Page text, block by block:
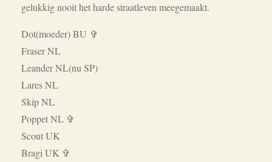
gelukkig nooit het harde straatleven meegemaakt.
Dot(moeder) BU ✞
Fraser NL
Leander NL(nu SP)
Lares NL
Skip NL
Poppet NL ✞
Scout UK
Bragi UK ✞